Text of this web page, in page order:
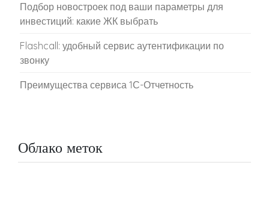
Подбор новостроек под ваши параметры для
инвестиций: какие ЖК выбрать
Flashcall: удобный сервис аутентификации по
звонку
Преимущества сервиса 1С-Отчетность
Облако меток